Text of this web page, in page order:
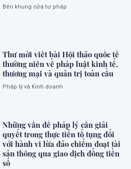
Bên khung cửa tư pháp
Thư mời viết bài Hội thảo quốc tế
thường niên về pháp luật kinh tế,
thương mại và quản trị toàn cầu
Pháp lý và Kinh doanh
Những vấn đề pháp lý cần giải
quyết trong thực tiễn tố tụng đối
với hành vi lừa đảo chiếm đoạt tài
sản thông qua giao dịch đồng tiền
số